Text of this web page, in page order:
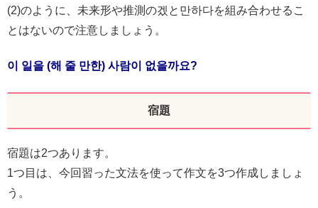
(2)のように、未来形や推測の겠と만하다を組み合わせるこ
とはないので注意しましょう。
이 일을 (해 줄 만한) 사람이 없을까요?
宿題
宿題は2つあります。
1つ目は、今回習った文法を使って作文を3つ作成しましょ
う。